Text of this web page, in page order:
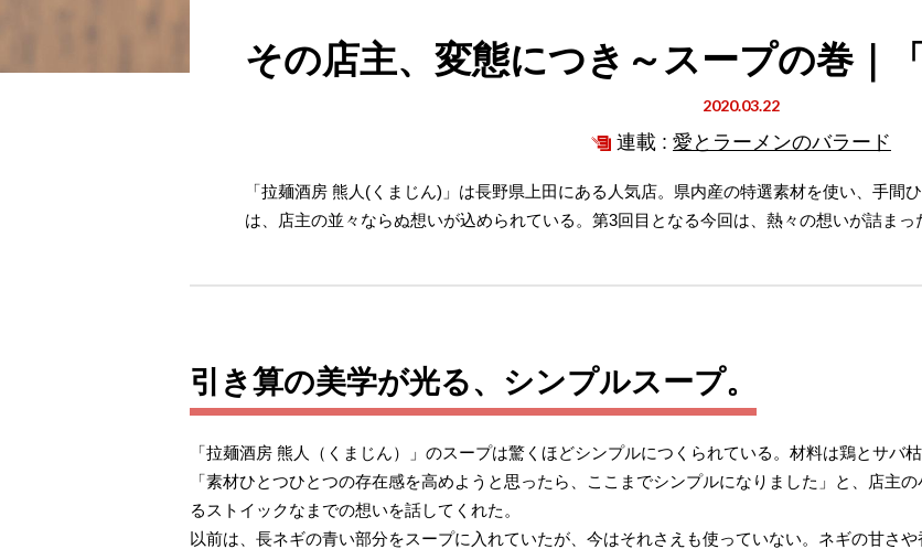
その店主、変態につき～スープの巻｜
2020.03.22
連載 : 愛とラーメンのバラード
「拉麺酒房 熊人(くまじん)」は長野県上田にある人気店。県内産の特選素材を使い、手間
は、店主の並々ならぬ想いが込められている。第3回目となる今回は、熱々の想いが詰まっ
引き算の美学が光る、シンプルスープ。
「拉麺酒房 熊人（くまじん）」のスープは驚くほどシンプルにつくられている。材料は鶏とサバ
「素材ひとつひとつの存在感を高めようと思ったら、ここまでシンプルになりました」と、店主
るストイックなまでの想いを話してくれた。
以前は、長ネギの青い部分をスープに入れていたが、今はそれさえも使っていない。ネギの甘さ